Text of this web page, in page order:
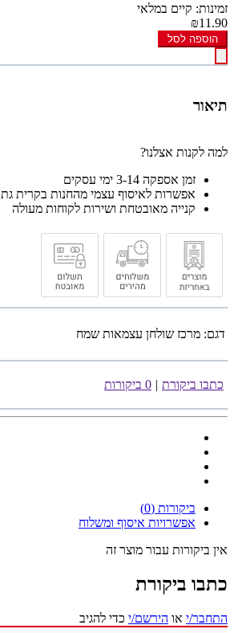
זמינות: קיים במלאי
₪11.90
הוספה לסל
תיאור
למה לקנות אצלנו?
זמן אספקה 3-14 ימי עסקים
אפשרות לאיסוף עצמי מהחנות בקרית גת
קנייה מאובטחת ושירות לקוחות מעולה
דגם: מרכז שולחן עצמאות שמח
כתבו ביקורת | 0 ביקורות
ביקורות (0)
אפשרויות איסוף ומשלוח
אין ביקורות עבור מוצר זה
כתבו ביקורת
התחבר/י או הירשם/י כדי להגיב